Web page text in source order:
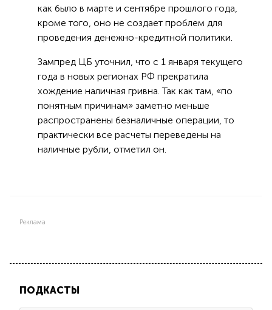
как было в марте и сентябре прошлого года,
кроме того, оно не создает проблем для
проведения денежно-кредитной политики.
Зампред ЦБ уточнил, что с 1 января текущего
года в новых регионах РФ прекратила
хождение наличная гривна. Так как там, «по
понятным причинам» заметно меньше
распространены безналичные операции, то
практически все расчеты переведены на
наличные рубли, отметил он.
Реклама
ПОДКАСТЫ